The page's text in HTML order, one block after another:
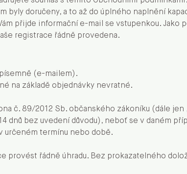
byly doručeny, a to až do úplného naplnění
přijde informační e-mail se vstupenkou.
registrace řádně provedena.
(e-mailem).
na základě objednávky nevratné.
č. 89/2012 Sb. občanského zákoníku (dále
dnů bez uvedení důvodu), neboť se v daném
určeném termínu nebo době.
provést řádně úhradu. Bez prokazatelného